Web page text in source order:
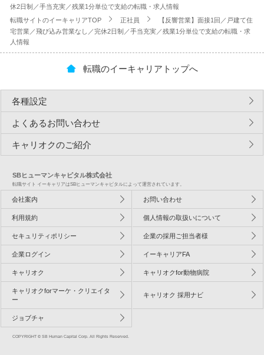
休2日制／手当充実／残業1分単位で支給の転職・求人情報
転職サイトのイーキャリアTOP
正社員
【反響営業】面接1回／戸建て住
宅営業／飛び込み営業なし／完休2日制／手当充実／残業1分単位で支給の転職・求
人情報
転職のイーキャリアトップへ
各種設定
よくあるお問い合わせ
キャリオクのご紹介
SBヒューマンキャピタル株式会社
転職サイト イーキャリアはSBヒューマンキャピタルによって運営されています。
会社案内 お問い合わせ
利用規約 個人情報の取扱いについて
セキュリティポリシー 企業の採用ご担当者様
企業ログイン イーキャリアFA
キャリオク キャリオクfor動物病院
キャリオクforマーケ・クリエイタ
ー
キャリオク 採用ナビ
ジョブチャ
COPYRIGHT © SB Human Capital Corp. All Rights Reserved.